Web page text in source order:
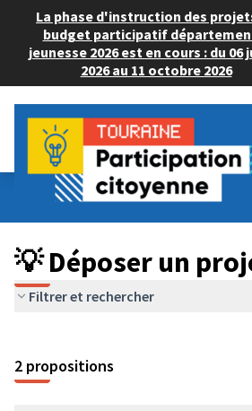
La phase d'instruction des
budget participatif
jeunesse 2026 est en cours : du 06
2026 au 11 octobre 2026
Budget Participatif ADULTE 2024
💡 Déposer un projet
💡 Déposer un
Filtrer et rechercher
2 propositions